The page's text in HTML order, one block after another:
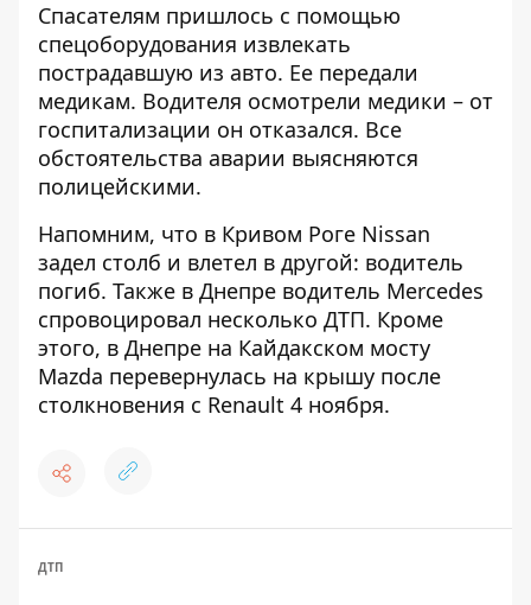
Спасателям пришлось с помощью
спецоборудования извлекать
пострадавшую из авто. Ее передали
медикам. Водителя осмотрели медики – от
госпитализации он отказался. Все
обстоятельства аварии выясняются
полицейскими.
Напомним, что в Кривом Роге Nissan
задел столб и влетел в другой: водитель
погиб. Также в Днепре водитель Mercedes
спровоцировал несколько ДТП. Кроме
этого, в Днепре на Кайдакском мосту
Mazda перевернулась на крышу после
столкновения с Renault 4 ноября.
ДТП